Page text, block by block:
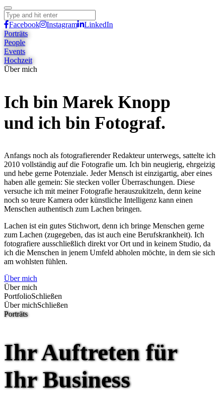
Facebook Instagram
LinkedIn
Porträts
People
Events
Hochzeit
Über mich
Ich bin Marek Knopp
und ich bin Fotograf.
Anfangs noch als fotografierender Redakteur unterwegs, sattelte ich
2010 vollständig auf die Fotografie um. Ich bin neugierig, ehrgeizig
und hebe gerne Potenziale. Jeder Mensch ist einzigartig, aber eines
haben alle gemein: Sie stecken voller Überraschungen. Diese
versuche ich mit meiner Fotografie herauszukitzeln, denn keine
noch so teure Kamera oder künstliche Intelligenz kann einen
Menschen authentisch zum Lachen bringen.
Lachen ist ein gutes Stichwort, denn ich bringe Menschen gerne
zum Lachen (zugegeben, das ist auch eine Berufskrankheit). Ich
fotografiere ausschließlich direkt vor Ort und in keinem Studio, da
ich die Menschen in jenem Umfeld abholen möchte, in dem sie sich
am wohlsten fühlen.
Über mich
Über mich
PortfolioSchließen
Über michSchließen
Porträts
Ihr Auftreten für
Ihr Business